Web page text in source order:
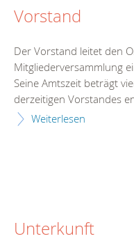
Vorstand
Der Vorstand leitet den
Mitgliederversammlung
Seine Amtszeit beträgt
derzeitigen Vorstandes
Weiterlesen
Unterkunft